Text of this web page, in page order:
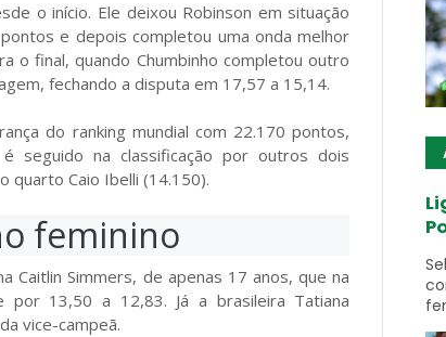
o início. Ele deixou Robinson em situação
e depois completou uma onda melhor
o final, quando Chumbinho completou outro
fechando a disputa em 17,57 a 15,14.
do ranking mundial com 22.170 pontos,
seguido na classificação por outros dois
quarto Caio Ibelli (14.150).
feminino
Caitlin Simmers, de apenas 17 anos, que na
por 13,50 a 12,83. Já a brasileira Tatiana
vice-campeã.